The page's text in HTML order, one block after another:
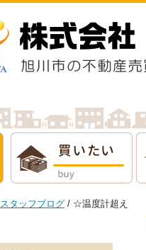
スタッフブログ / ☆温度計超え